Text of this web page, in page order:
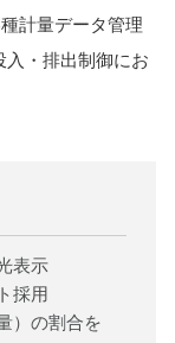
計量データ管理
入・排出制御にお
表示
採用
）の割合を